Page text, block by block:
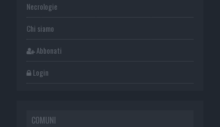
Necrologie
Chi siamo
Abbonati
Login
COMUNI